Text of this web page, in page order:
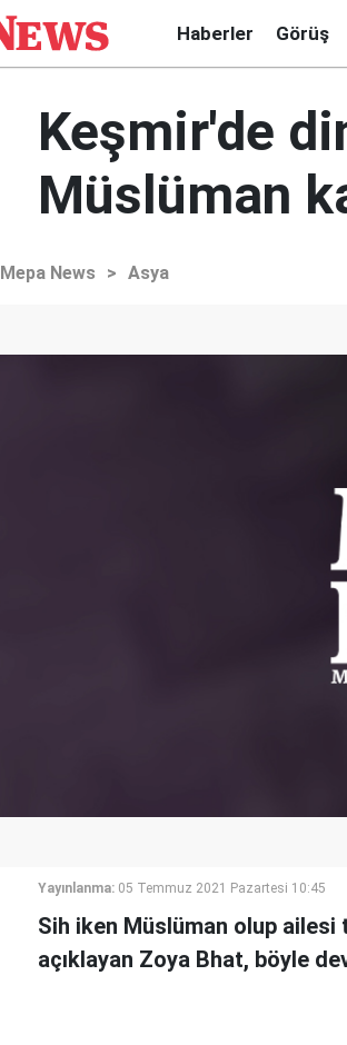
Haberler Görüş
Keşmir'de
Müslüman
Mepa News > Asya
Yayınlanma: 05 Temmuz 2021 Pazartesi 10:45
Sih iken Müslüman olup ailesi
açıklayan Zoya Bhat, böyle